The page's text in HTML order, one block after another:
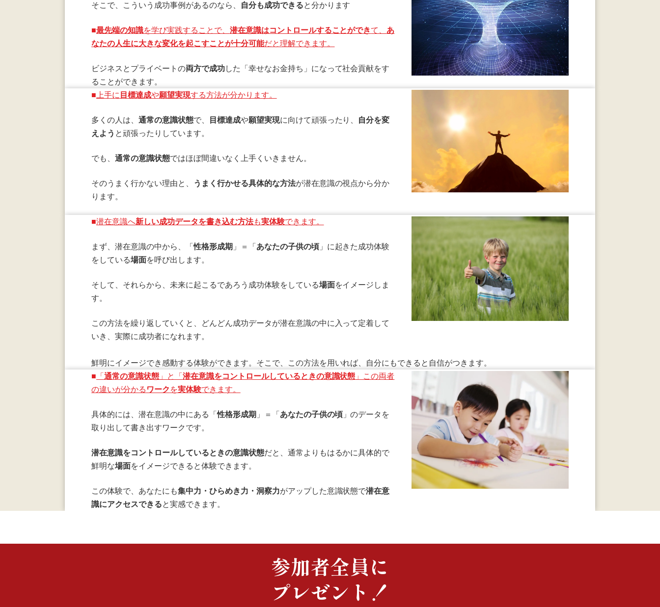
そこで、こういう成功事例があるのなら、 自分も成功できると分かります
■最先端の知識を学び実践することで、 潜在意識はコントロールすることができて、 あ
なたの人生に大きな変化を起こすことが十分可能だと理解できます。
ビジネスとプライベートの両方で成功した「幸せなお金持ち」になって社会貢献をす
ることができます。
■ 上手に 目標達成や願望実現する方法が分かります。
多くの人は、 通常の意識状態で、 目標達成や願望実現に向けて頑張ったり、 自分を変
えよう と頑張ったりしています。
でも、 通常の意識状態ではほぼ間違いなく上手くいきません。
そのうまく行かない理由と、 うまく行かせる具体的な方法が潜在意識の視点から分か
ります。
■潜在意識へ新しい成功データを書き込む方法も実体験できます。
まず、潜在意識の中から、「性格形成期 」＝「 あなたの子供の頃」に起きた成功体験
をしている場面を呼び出します。
そして、それらから、未来に起こるであろう成功体験をしている場面をイメージしま
す。
この方法を繰り返していくと、どんどん成功データが潜在意識の中に入って定着して
いき、実際に成功者になれます。
鮮明にイメージでき感動する体験ができます。そこで、この方法を用いれば、自分にもできると自信がつきます。
■ 「 通常の意識状態」と「 潜在意識をコントロールしているときの意識状態 」この両者
の違いが分かる ワーク を実体験できます。
具体的には、潜在意識の中にある「性格形成期 」＝「 あなたの子供の頃」のデータを
取り出して書き出すワークです。
潜在意識をコントロールしているときの意識状態だと、通常よりもはるかに具体的で
鮮明な場面をイメージできると体験できます。
この体験で、あなたにも集中力・ひらめき力・洞察力がアップした意識状態で潜在意
識にアクセスできると実感できます。
参加者全員に
プレゼント！